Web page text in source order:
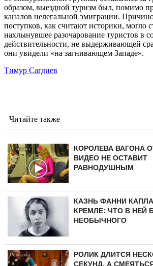
образом, выездной туризм был, помимо
каналов нелегальной эмиграции.
поступков, как считают историки, могло
нахлынувшее разочарование туристов в
действительности, не выдерживающей
они увидели «на загнивающем Западе».
Тимур Сагдиев
Читайте также
КОРОЛЕВА ВАГОНА
ВИДЕО НЕ ОСТАВИТ
РАВНОДУШНЫМ
КАЗНЬ ФАННИ
КРЕМЛЕ: ЧТО В НЕЙ
НЕОБЫЧНОГО
РОЛИК ДЛИТСЯ
СЕКУНД, А